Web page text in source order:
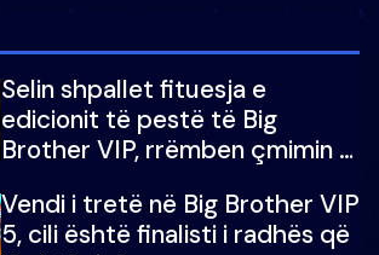
Selin shpallet fituesja e
edicionit të pestë të Big
Brother VIP, rrëmben çmimin e
Vendi i tretë në Big Brother VIP
5, cili është finalisti i radhës që